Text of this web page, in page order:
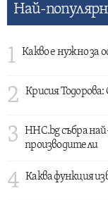
Най-
1 Какво е нужно за
2 Крисия
3
HHC.bg събра
производители
4 Каква функция